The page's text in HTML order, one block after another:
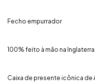
Fecho empurrador
100% feito à mão na Inglaterra
Caixa de presente icônica